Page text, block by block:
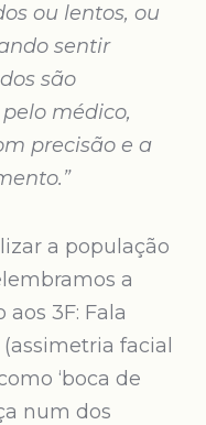
ou lentos, ou
sentir
são
médico,
precisão e a
a população
a
3F: Fala
facial
‘boca de
num dos